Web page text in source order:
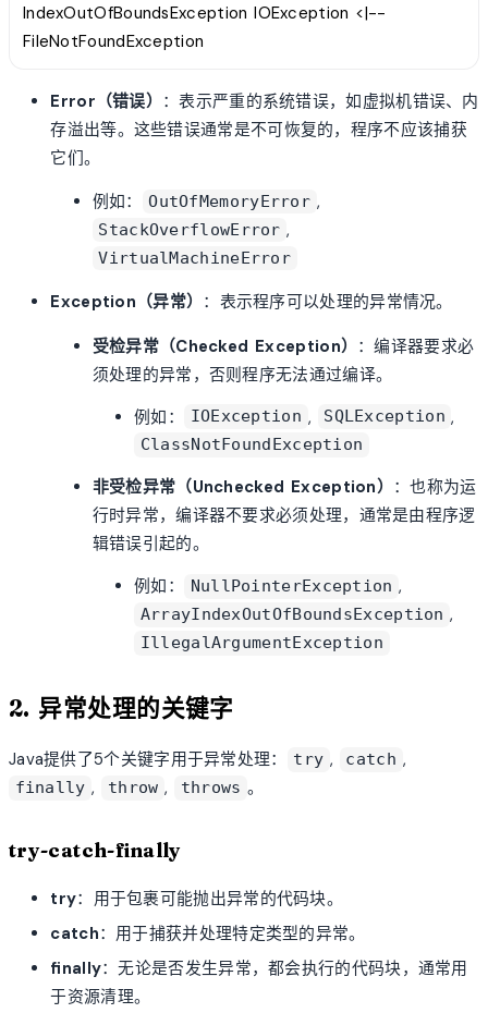
IndexOutOfBoundsException IOException <|--
FileNotFoundException
Error（错误） ：表示严重的系统错误，如虚拟机错误、内
存溢出等。这些错误通常是不可恢复的，程序不应该捕获
它们。
例如： OutOfMemoryError ,
StackOverflowError ,
VirtualMachineError
Exception（异常） ：表示程序可以处理的异常情况。
受检异常（Checked Exception） ：编译器要求必
须处理的异常，否则程序无法通过编译。
例如：
IOException , SQLException ,
ClassNotFoundException
非受检异常（Unchecked Exception） ：也称为运
行时异常，编译器不要求必须处理，通常是由程序逻
辑错误引起的。
例如：
NullPointerException ,
ArrayIndexOutOfBoundsException ,
IllegalArgumentException
2. 异常处理的关键字
Java提供了5个关键字用于异常处理： try , catch ,
finally , throw , throws 。
try-catch-finally
try：用于包裹可能抛出异常的代码块。
catch：用于捕获并处理特定类型的异常。
finally：无论是否发生异常，都会执行的代码块，通常用
于资源清理。